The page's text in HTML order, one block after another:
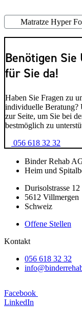
Matratze Hyper
Benötigen
für Sie da!
Haben Sie Fragen zu
individuelle Beratung?
zur Seite, um Sie bei
bestmöglich zu
056 618 32 32
Binder Rehab
Heim und
Durisolstrasse 12
5612 Villmergen
Schweiz
Offene Stellen
Kontakt
056 618 32 32
Facebook
LinkedIn